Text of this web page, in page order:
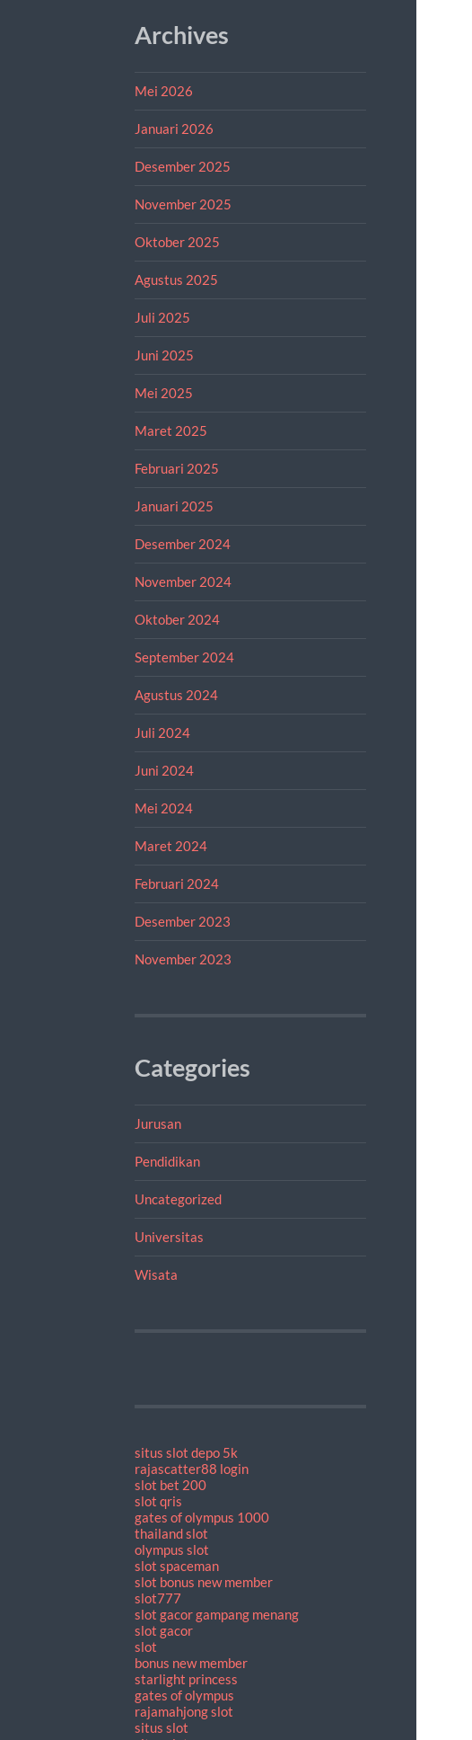
Archives
Mei 2026
Januari 2026
Desember 2025
November 2025
Oktober 2025
Agustus 2025
Juli 2025
Juni 2025
Mei 2025
Maret 2025
Februari 2025
Januari 2025
Desember 2024
November 2024
Oktober 2024
September 2024
Agustus 2024
Juli 2024
Juni 2024
Mei 2024
Maret 2024
Februari 2024
Desember 2023
November 2023
Categories
Jurusan
Pendidikan
Uncategorized
Universitas
Wisata
situs slot depo 5k
rajascatter88 login
slot bet 200
slot qris
gates of olympus 1000
thailand slot
olympus slot
slot spaceman
slot bonus new member
slot777
slot gacor gampang menang
slot gacor
slot
bonus new member
starlight princess
gates of olympus
rajamahjong slot
situs slot